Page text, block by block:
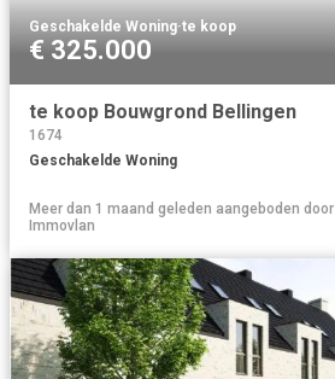
Geschakelde Woning·te koop
€ 325.000
te koop Bouwgrond Bellingen
1674
Geschakelde Woning
Meer dan 1 maand geleden aangeboden door
Immovlan